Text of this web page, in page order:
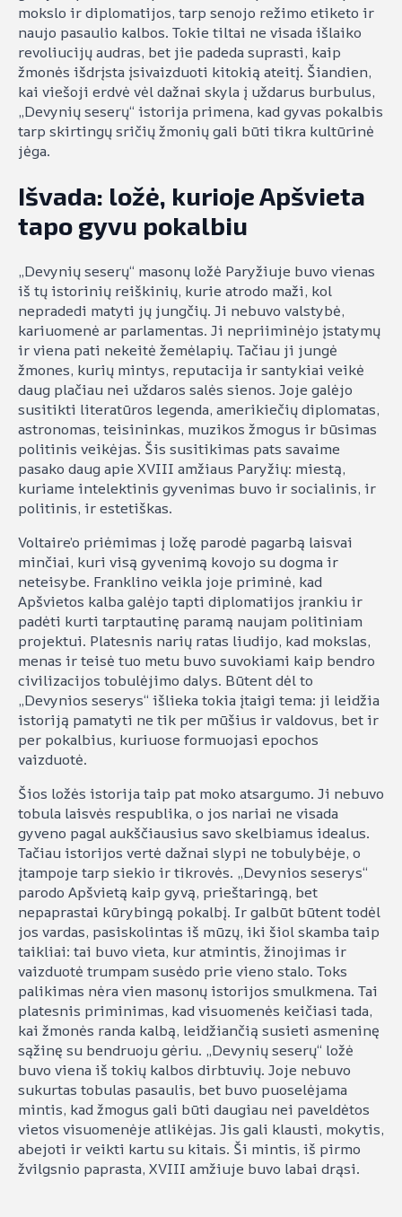
mokslo ir diplomatijos, tarp senojo režimo etiketo ir
naujo pasaulio kalbos. Tokie tiltai ne visada išlaiko
revoliucijų audras, bet jie padeda suprasti, kaip
žmonės išdrįsta įsivaizduoti kitokią ateitį. Šiandien,
kai viešoji erdvė vėl dažnai skyla į uždarus burbulus,
„Devynių seserų“ istorija primena, kad gyvas pokalbis
tarp skirtingų sričių žmonių gali būti tikra kultūrinė
jėga.
Išvada: ložė, kurioje Apšvieta
tapo gyvu pokalbiu
„Devynių seserų“ masonų ložė Paryžiuje buvo vienas
iš tų istorinių reiškinių, kurie atrodo maži, kol
nepradedi matyti jų jungčių. Ji nebuvo valstybė,
kariuomenė ar parlamentas. Ji nepriiminėjo įstatymų
ir viena pati nekeitė žemėlapių. Tačiau ji jungė
žmones, kurių mintys, reputacija ir santykiai veikė
daug plačiau nei uždaros salės sienos. Joje galėjo
susitikti literatūros legenda, amerikiečių diplomatas,
astronomas, teisininkas, muzikos žmogus ir būsimas
politinis veikėjas. Šis susitikimas pats savaime
pasako daug apie XVIII amžiaus Paryžių: miestą,
kuriame intelektinis gyvenimas buvo ir socialinis, ir
politinis, ir estetiškas.
Voltaire’o priėmimas į ložę parodė pagarbą laisvai
minčiai, kuri visą gyvenimą kovojo su dogma ir
neteisybe. Franklino veikla joje priminė, kad
Apšvietos kalba galėjo tapti diplomatijos įrankiu ir
padėti kurti tarptautinę paramą naujam politiniam
projektui. Platesnis narių ratas liudijo, kad mokslas,
menas ir teisė tuo metu buvo suvokiami kaip bendro
civilizacijos tobulėjimo dalys. Būtent dėl to
„Devynios seserys“ išlieka tokia įtaigi tema: ji leidžia
istoriją pamatyti ne tik per mūšius ir valdovus, bet ir
per pokalbius, kuriuose formuojasi epochos
vaizduotė.
Šios ložės istorija taip pat moko atsargumo. Ji nebuvo
tobula laisvės respublika, o jos nariai ne visada
gyveno pagal aukščiausius savo skelbiamus idealus.
Tačiau istorijos vertė dažnai slypi ne tobulybėje, o
įtampoje tarp siekio ir tikrovės. „Devynios seserys“
parodo Apšvietą kaip gyvą, prieštaringą, bet
nepaprastai kūrybingą pokalbį. Ir galbūt būtent todėl
jos vardas, pasiskolintas iš mūzų, iki šiol skamba taip
taikliai: tai buvo vieta, kur atmintis, žinojimas ir
vaizduotė trumpam susėdo prie vieno stalo. Toks
palikimas nėra vien masonų istorijos smulkmena. Tai
platesnis priminimas, kad visuomenės keičiasi tada,
kai žmonės randa kalbą, leidžiančią susieti asmeninę
sąžinę su bendruoju gėriu. „Devynių seserų“ ložė
buvo viena iš tokių kalbos dirbtuvių. Joje nebuvo
sukurtas tobulas pasaulis, bet buvo puoselėjama
mintis, kad žmogus gali būti daugiau nei paveldėtos
vietos visuomenėje atlikėjas. Jis gali klausti, mokytis,
abejoti ir veikti kartu su kitais. Ši mintis, iš pirmo
žvilgsnio paprasta, XVIII amžiuje buvo labai drąsi.